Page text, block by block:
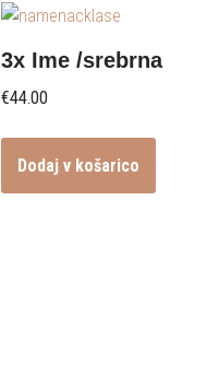
3x Ime /srebrna
€44.00
Dodaj v košarico